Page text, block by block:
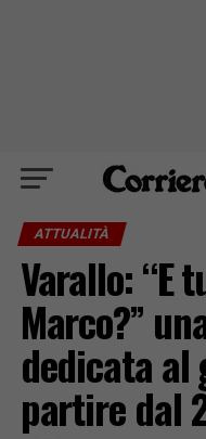
ATTUALITÀ
Varallo: “E
Marco?”
dedicata al
partire dal